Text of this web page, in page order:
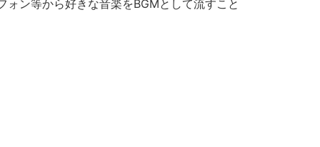
ン等から好きな音楽をBGMとして流すこと